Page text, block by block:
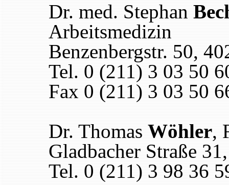
Dr. med. Stephan
Arbeitsmedizin
Benzenbergstr. 50,
Tel. 0 (211) 3 03 50
Fax 0 (211) 3 03 50
Dr. Thomas Wöhler,
Gladbacher Straße
Tel. 0 (211) 3 98 36